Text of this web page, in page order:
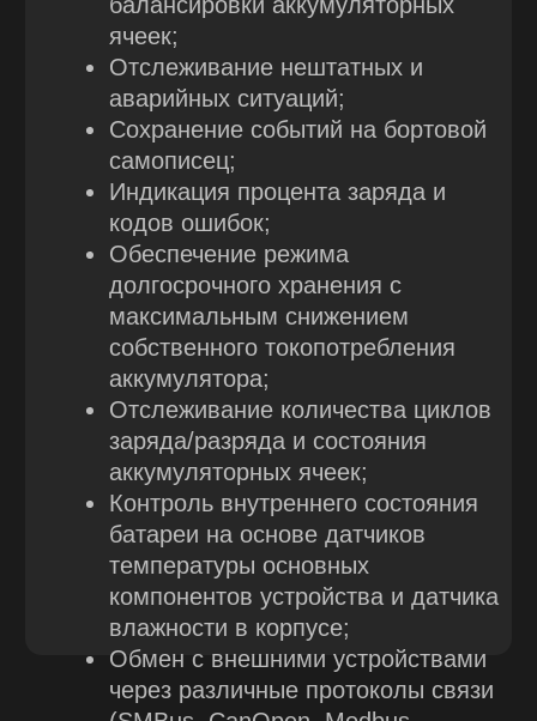
Обнаружение подключенных
устройств к ПК и поиск среди них
СКУ;
Определение типа и версии
подключенного устройства;
Получение значений
конфигурационных параметров и
данных телеметрии с СКУ с
помощью проприетарного
протокола;
Структурирование полученной
информации и отображение в
графическом интерфейсе в
зависимости от типа данных.
Предоставление пользователю
возможности изменить
конфигурационные параметры и
записать их во внешнюю или
внутреннюю память СКУ.
Информирование пользователя о
статусе подключения к
устройству.
СИСТЕМНЫЕ
ТРЕБОВАНИЯ